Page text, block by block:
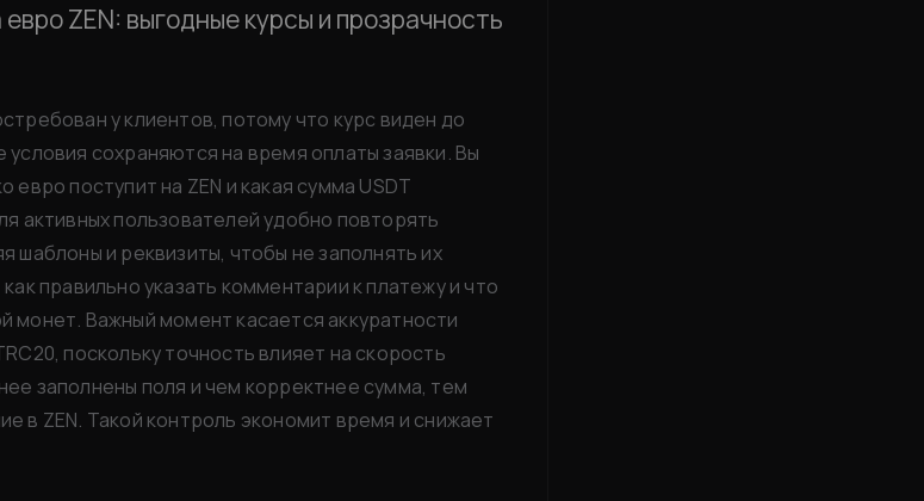
ZEN: выгодные курсы и прозрачность
у клиентов, потому что курс виден до
сохраняются на время оплаты заявки. Вы
евро поступит на ZEN и какая сумма USDT
активных пользователей удобно повторять
шаблоны и реквизиты, чтобы не заполнять их
правильно указать комментарии к платежу и что
монет. Важный момент касается аккуратности
поскольку точность влияет на скорость
заполнены поля и чем корректнее сумма, тем
в ZEN. Такой контроль экономит время и снижает